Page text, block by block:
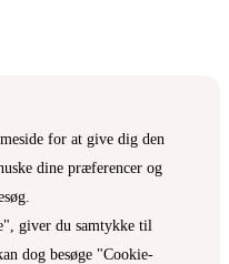
for at give dig den
dine præferencer og
giver du samtykke til
dog besøge "Cookie-